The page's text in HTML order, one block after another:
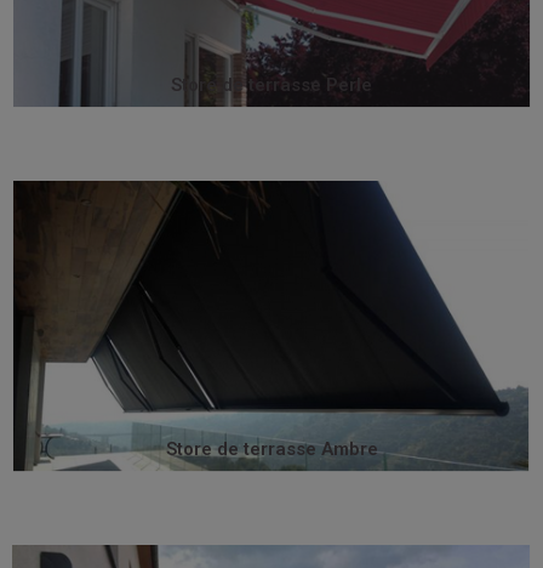
Store de terrasse Perle
Store de terrasse Perle
Store de terrasse Ambre
Store de terrasse Ambre
Le store Ambre est le produit idéal pour les balcons du
fait de ses dimensions compactes. Sa forme arrondie et
son très faible encombrement (hauteur : 16,6 cm)
protègent parfaitement toile, bras et moteur tout en
apportant une touche d’harmonie et de finesse